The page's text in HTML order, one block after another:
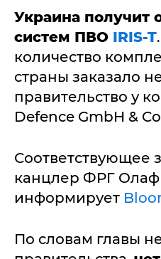
Украина получит
систем ПВО IRIS-T
количество
страны заказало
правительство у
Defence GmbH &
Соответствующее
канцлер ФРГ
информирует
По словам главы